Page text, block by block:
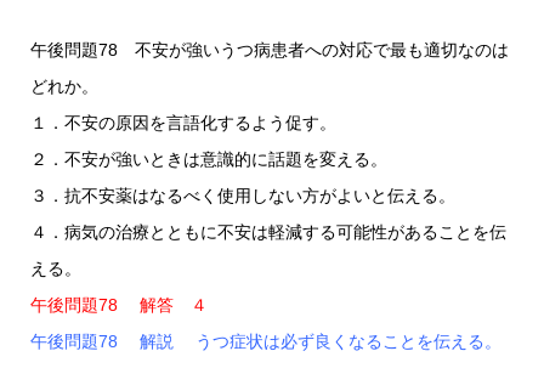
午後問題78 不安が強いうつ病患者への対応で最も適切なのは
どれか。
１．不安の原因を言語化するよう促す。
２．不安が強いときは意識的に話題を変える。
３．抗不安薬はなるべく使用しない方がよいと伝える。
４．病気の治療とともに不安は軽減する可能性があることを伝
える。
午後問題78 解答 ４
午後問題78 解説 うつ症状は必ず良くなることを伝える。